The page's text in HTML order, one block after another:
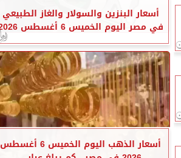
أسعار البنزين والسولار والغاز الطبيعي
في مصر اليوم الخميس 6 أغسطس 2026
أسعار الذهب اليوم الخميس 6 أغسطس